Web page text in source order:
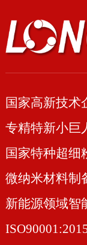
国家高新技术
专精特新小巨
国家特种超细
微纳米材料制
新能源领域智